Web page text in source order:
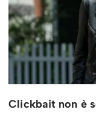
Clickbait non è